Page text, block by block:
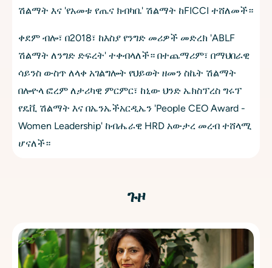
ሽልማት እና 'የአመቱ የጤና ክብካቤ' ሽልማት ከFICCI ተሸለመች።
ቀደም ብሎ፣ በ2018፣ ከእስያ የንግድ መሪዎች መድረክ 'ABLF
ሽልማት ለንግድ ድፍረት' ተቀብላለች። በተጨማሪም፣ በማህበራዊ
ሳይንስ ውስጥ ለላቀ አገልግሎት የህይወት ዘመን ስኬት ሽልማት
በሎዮላ ፎረም ለታሪካዊ ምርምር፣ ከኒው ህንድ ኤክስፕረስ ግሩፕ
የዴቪ ሽልማት እና በኤንኤችአርዲኤን 'People CEO Award -
Women Leadership' ከብሔራዊ HRD አውታረ መረብ ተሸላሚ
ሆናለች።
ጉዞ